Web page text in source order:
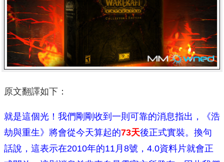
原文翻譯如下：
就是這個光！我們剛剛收到一則可靠的消息指出，《浩
劫與重生》將會從今天算起的73天後正式實裝。換句
話說，這表示在2010年的11月8號，4.0資料片就會正